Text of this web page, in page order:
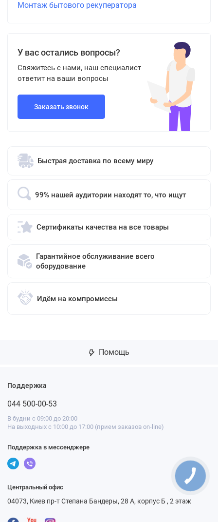
Монтаж бытового рекуператора
У вас остались вопросы?
Свяжитесь с нами, наш специалист
ответит на ваши вопросы
Заказать звонок
Быстрая доставка по всему миру
99% нашей аудитории находят то, что ищут
Сертификаты качества на все товары
Гарантийное обслуживание всего
оборудование
Идём на компромиссы
Помощь
Поддержка
044 500-00-53
В будни с 09:00 до 20:00
На выходных с 10:00 до 17:00 (прием заказов on-line)
Поддержка в мессенджере
Центральный офис
04073, Киев пр-т Степана Бандеры, 28 А, корпус Б , 2 этаж